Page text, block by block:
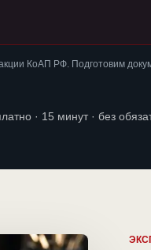
КоАП РФ. Подготовим
· 15 минут · без